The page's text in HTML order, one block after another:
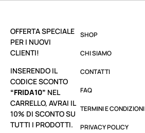
OFFERTA SPECIALE
PER I NUOVI
CLIENTI!
INSERENDO IL
CODICE SCONTO
“FRIDA10” NEL
CARRELLO, AVRAI IL
10% DI SCONTO SU
TUTTI I PRODOTTI.
SHOP
CHI SIAMO
CONTATTI
FAQ
TERMINI E CONDIZIONI
PRIVACY POLICY